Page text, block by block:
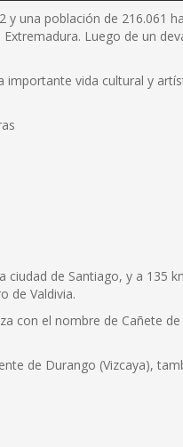
y una población de 216.061
Luego de un
importante vida cultural y
ciudad de Santiago, y a 135
de Valdivia.
con el nombre de Cañete
de Durango (Vizcaya),